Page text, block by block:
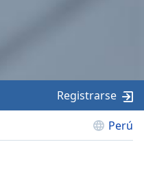
Perú
Registrarse